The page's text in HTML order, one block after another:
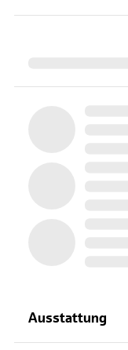
Ausstattung